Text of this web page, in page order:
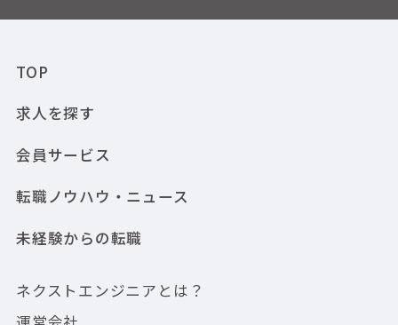
TOP
求人を探す
会員サービス
転職ノウハウ・ニュース
未経験からの転職
ネクストエンジニアとは？